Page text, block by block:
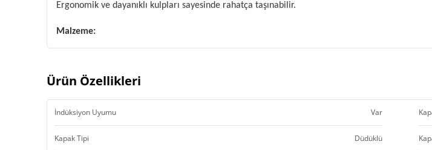
Ergonomik ve dayanıklı kulpları sayesinde rahatça taşınabilir.
Malzeme:
Ürün Özellikleri
İndüksiyon Uyumu Var
Kapak Tipi Düdüklü